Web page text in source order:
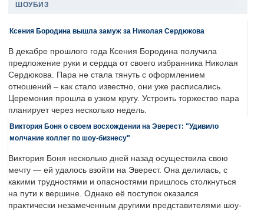
ШОУБИЗ
Ксения Бородина вышла замуж за Николая Сердюкова
В декабре прошлого года Ксения Бородина получила
предложение руки и сердца от своего избранника Николая
Сердюкова. Пара не стала тянуть с оформлением
отношений – как стало известно, они уже расписались.
Церемония прошла в узком кругу. Устроить торжество пара
планирует через несколько недель.
Виктория Боня о своем восхождении на Эверест: "Удивило
молчание коллег по шоу-бизнесу"
Виктория Боня несколько дней назад осуществила свою
мечту — ей удалось взойти на Эверест. Она делилась, с
какими трудностями и опасностями пришлось столкнуться
на пути к вершине. Однако её поступок оказался
практически незамеченным другими представителями шоу-